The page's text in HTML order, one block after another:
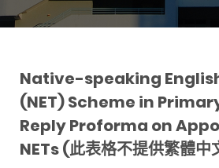
Native-speaking
(NET) Scheme in
Reply Proforma on
NETs (此表格不提供繁體中